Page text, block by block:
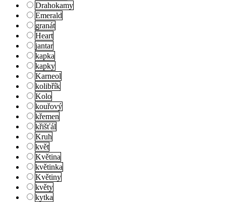
Drahokamy
Emerald
granát
Heart
jantar
kapka
kapky
Karneol
kolibřík
Kolo
kouřový
křemen
křišťál
Kruh
květ
Květina
květinka
Květiny
květy
kytka